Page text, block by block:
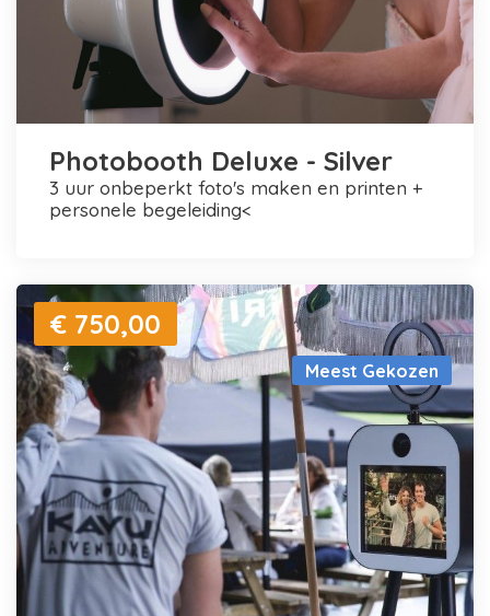
Photobooth Deluxe - Silver
3 uur onbeperkt foto's maken en printen +
personele begeleiding<
Meest Gekozen
€ 750,00